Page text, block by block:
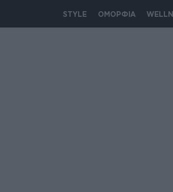
STYLE ΟΜΟΡΦΙΑ